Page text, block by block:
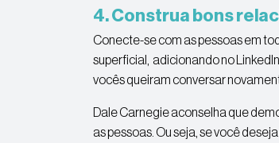
4. Construa bons
Conecte-se com as pessoas em
superficial, adicionando no
vocês queiram conversar
Dale Carnegie aconselha que
as pessoas. Ou seja, se você